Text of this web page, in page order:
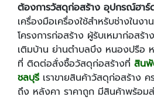
ต้องการวัสดุก่อสร้าง อุปกรณ์ฮาร์
เครื่องมือเครื่องใช้สำหรับช่างในง
โครงการก่อสร้าง ผู้รับเหมาก่อสร้
เติมบ้าน ย่านตำบลบึง หนองปรือ
ที่ ติดต่อสั่งซื้อวัสดุก่อสร้างที่ สิน
ชลบุรี เราขายสินค้าวัสดุก่อสร้าง
ถึง หลังคา ราคาถูก มีสินค้าพร้อม